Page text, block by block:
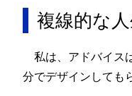
複線的な
私は、アドバイス
分でデザインしても